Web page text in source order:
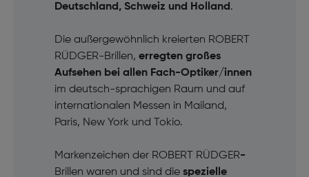
Deutschland, Schweiz und Holland .
Die außergewöhnlich kreierten ROBERT
RÜDGER-Brillen, erregten großes
Aufsehen bei allen Fach-Optiker/innen
im deutsch-sprachigen Raum und auf
internationalen Messen in Mailand,
Paris, New York und Tokio.
Markenzeichen der ROBERT RÜDGER-
Brillen waren und sind die spezielle